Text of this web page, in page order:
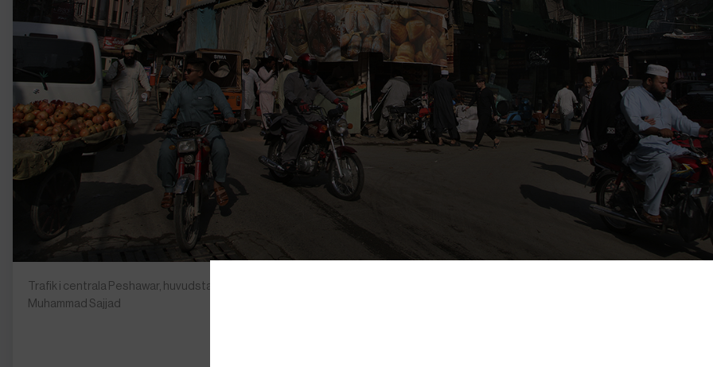
Trafik i centrala Peshawar, huvudstad i den nordvästra pakistanska provinsen Khyber Pakhtunkhwa, som gränsar mot Afghanistan.
Muhammad Sajjad